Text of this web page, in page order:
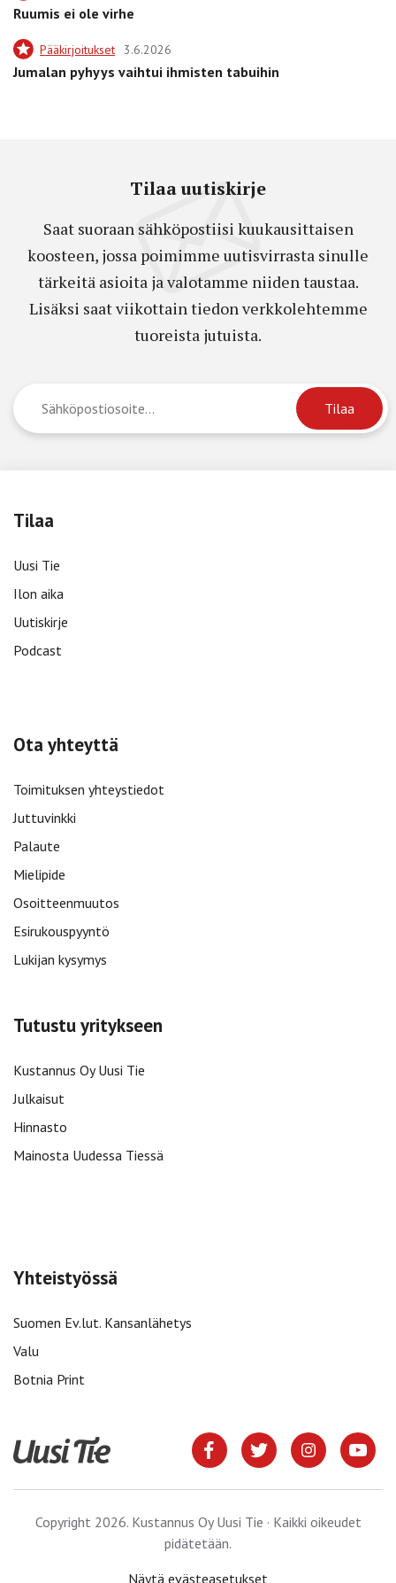
Ruumis ei ole virhe
Pääkirjoitukset 3.6.2026
Jumalan pyhyys vaihtui ihmisten tabuihin
Tilaa uutiskirje
Saat suoraan sähköpostiisi kuukausittaisen
koosteen, jossa poimimme uutisvirrasta sinulle
tärkeitä asioita ja valotamme niiden taustaa.
Lisäksi saat viikottain tiedon verkkolehtemme
tuoreista jutuista.
Tilaa
Uusi Tie
Ilon aika
Uutiskirje
Podcast
Ota yhteyttä
Toimituksen yhteystiedot
Juttuvinkki
Palaute
Mielipide
Osoitteenmuutos
Esirukouspyyntö
Lukijan kysymys
Tutustu yritykseen
Kustannus Oy Uusi Tie
Julkaisut
Hinnasto
Mainosta Uudessa Tiessä
Yhteistyössä
Suomen Ev.lut. Kansanlähetys
Valu
Botnia Print
Copyright 2026. Kustannus Oy Uusi Tie · Kaikki oikeudet
pidätetään.
Näytä evästeasetukset